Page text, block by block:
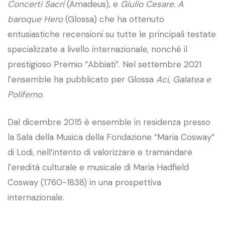
Concerti Sacri(Amadeus), e Giulio Cesare. A
baroque Hero(Glossa) che ha ottenuto
entusiastiche recensioni su tutte le principali testate
specializzate a livello internazionale, nonché il
prestigioso Premio “Abbiati”. Nel settembre 2021
l’ensemble ha pubblicato per Glossa Aci, Galatea e
Polifemo.
Dal dicembre 2015 è ensemble in residenza presso
la Sala della Musica della Fondazione “Maria Cosway”
di Lodi, nell’intento di valorizzare e tramandare
l’eredità culturale e musicale di Maria Hadfield
Cosway (1760-1838) in una prospettiva
internazionale.